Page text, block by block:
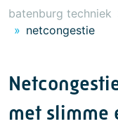
batenburg techniek
netcongestie
met slimme